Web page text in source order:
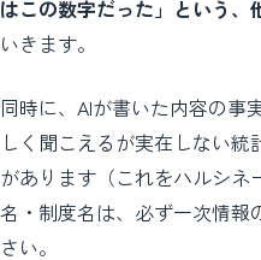
はこの数字だった」という、
いきます。
同時に、AIが書いた内容の事
しく聞こえるが実在しない
があります（これをハルシ
名・制度名は、必ず一次情報
さい。